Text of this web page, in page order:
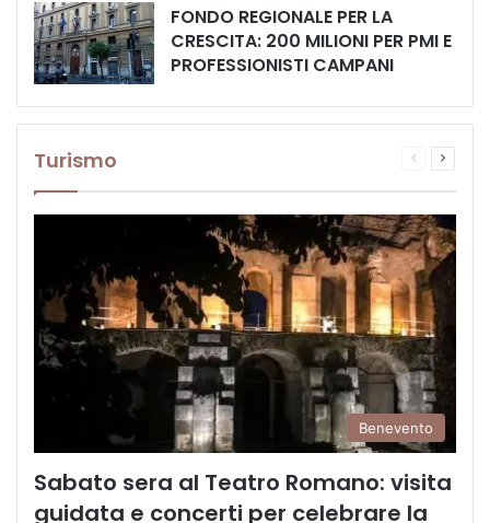
FONDO REGIONALE PER LA
CRESCITA: 200 MILIONI PER PMI E
PROFESSIONISTI CAMPANI
Turismo
Pagina
Benevento
Sabato sera al Teatro Romano: visita
guidata e concerti per celebrare la